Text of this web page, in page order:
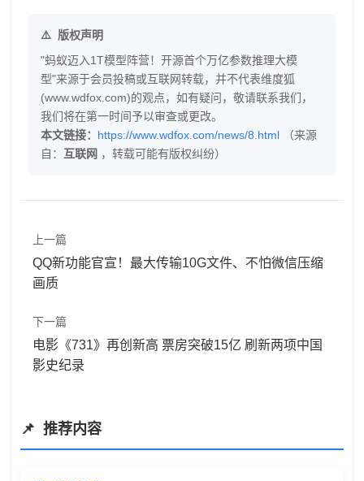
版权声明
"蚂蚁迈入1T模型阵营！开源首个万亿参数推理大模
型"来源于会员投稿或互联网转载，并不代表维度狐
(www.wdfox.com)的观点，如有疑问，敬请联系我们，
我们将在第一时间予以审查或更改。
本文链接： https://www.wdfox.com/news/8.html （来源
自： 互联网 ，转载可能有版权纠纷）
上一篇
QQ新功能官宣！最大传输10G文件、不怕微信压缩
画质
下一篇
电影《731》再创新高 票房突破15亿 刷新两项中国
影史纪录
推荐内容